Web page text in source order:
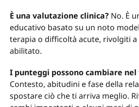
È una valutazione clinica? No. È
educativo basato su un noto
terapia o difficoltà acute, rivolgiti
abilitato.
I punteggi possono cambiare nel
Contesto, abitudini e fase della
spostare ciò che ti arriva meglio.